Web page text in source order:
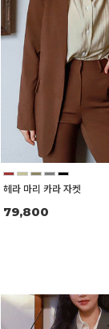
헤라 마리 카라 자켓
79,800